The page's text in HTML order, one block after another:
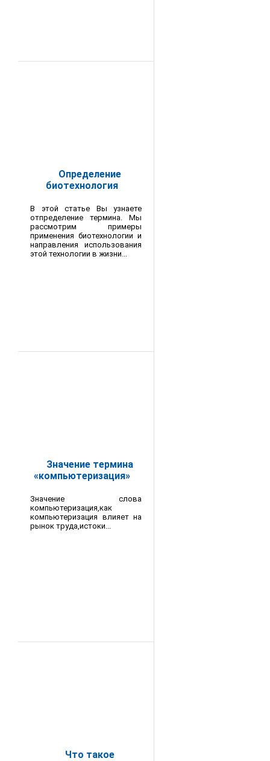
Определение
биотехнология
В этой статье Вы узнаете
отпределение термина. Мы
рассмотрим примеры
применения биотехнологии и
направления использования
этой технологии в жизни...
Значение термина
«компьютеризация»
Значение слова
компьютеризация,как
компьютеризация влияет на
рынок труда,истоки...
Что такое